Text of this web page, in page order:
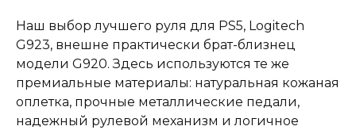
Наш выбор лучшего руля для PS5, Logitech
G923, внешне практически брат-близнец
модели G920. Здесь используются те же
премиальные материалы: натуральная кожаная
оплетка, прочные металлические педали,
надежный рулевой механизм и логичное